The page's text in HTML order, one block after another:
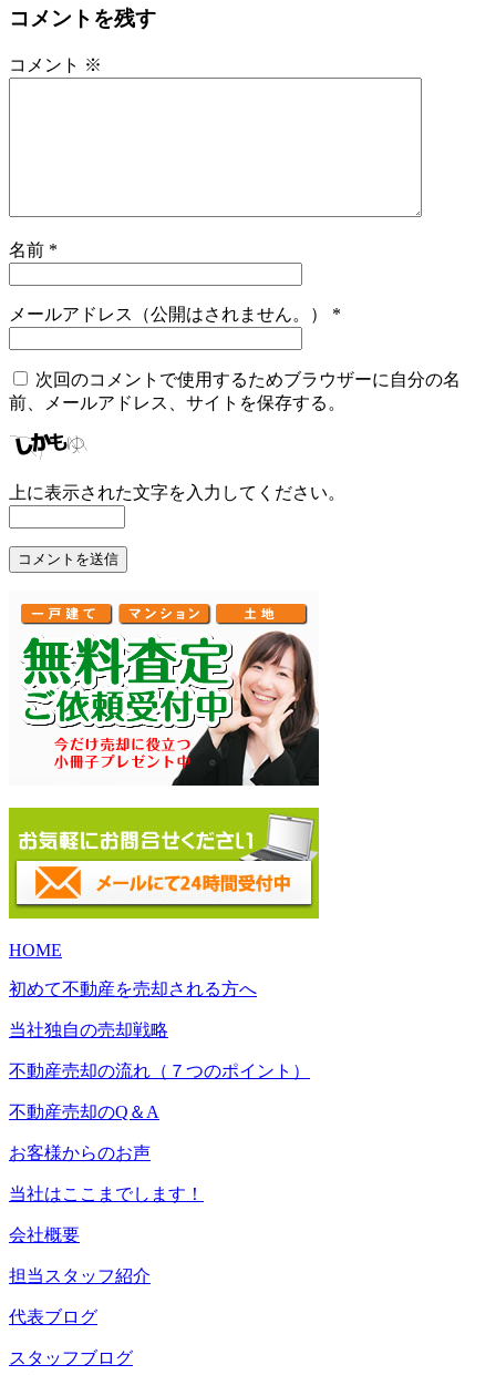
コメントを残す
コメント ※
名前 *
メールアドレス（公開はされません。） *
次回のコメントで使用するためブラウザーに自分の名
前、メールアドレス、サイトを保存する。
上に表示された文字を入力してください。
HOME
初めて不動産を売却される方へ
当社独自の売却戦略
不動産売却の流れ（７つのポイント）
不動産売却のQ＆A
お客様からのお声
当社はここまでします！
会社概要
担当スタッフ紹介
代表ブログ
スタッフブログ